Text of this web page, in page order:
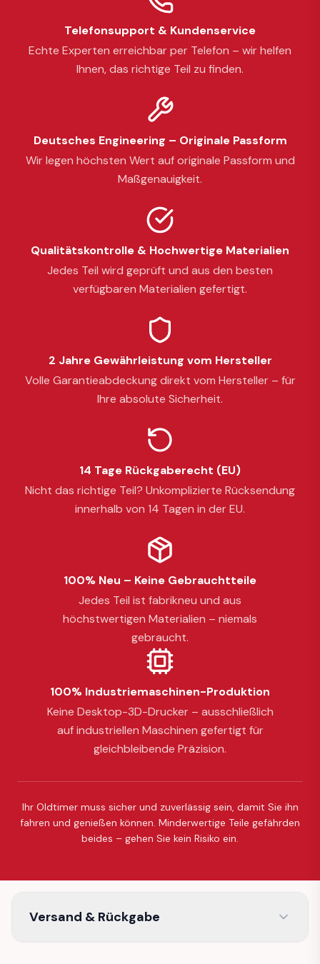
Telefonsupport & Kundenservice
Echte Experten erreichbar per Telefon – wir helfen
Ihnen, das richtige Teil zu finden.
Deutsches Engineering – Originale Passform
Wir legen höchsten Wert auf originale Passform und
Maßgenauigkeit.
Qualitätskontrolle & Hochwertige Materialien
Jedes Teil wird geprüft und aus den besten
verfügbaren Materialien gefertigt.
2 Jahre Gewährleistung vom Hersteller
Volle Garantieabdeckung direkt vom Hersteller – für
Ihre absolute Sicherheit.
14 Tage Rückgaberecht (EU)
Nicht das richtige Teil? Unkomplizierte Rücksendung
innerhalb von 14 Tagen in der EU.
100% Neu – Keine Gebrauchtteile
Jedes Teil ist fabrikneu und aus
höchstwertigen Materialien – niemals
gebraucht.
100% Industriemaschinen-Produktion
Keine Desktop-3D-Drucker – ausschließlich
auf industriellen Maschinen gefertigt für
gleichbleibende Präzision.
Ihr Oldtimer muss sicher und zuverlässig sein, damit Sie ihn
fahren und genießen können. Minderwertige Teile gefährden
beides – gehen Sie kein Risiko ein.
Versand & Rückgabe